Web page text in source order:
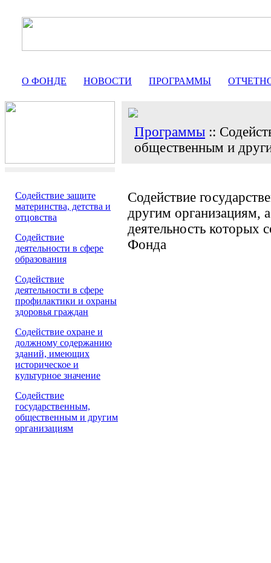
О ФОНДЕ НОВОСТИ ПРОГРАММЫ
Программы ::
общественным и
Содействие защите
материнства, детства и
отцовства
Содействие
деятельности в сфере
образования
Содействие
деятельности в сфере
профилактики и охраны
здоровья граждан
Содействие охране и
должному содержанию
зданий, имеющих
историческое и
культурное значение
Cодействие
государственным,
общественным и другим
организациям
Содействие
другим организациям,
деятельность которых
Фонда